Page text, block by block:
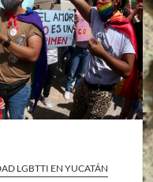
LGBTTI EN YUCATÁN